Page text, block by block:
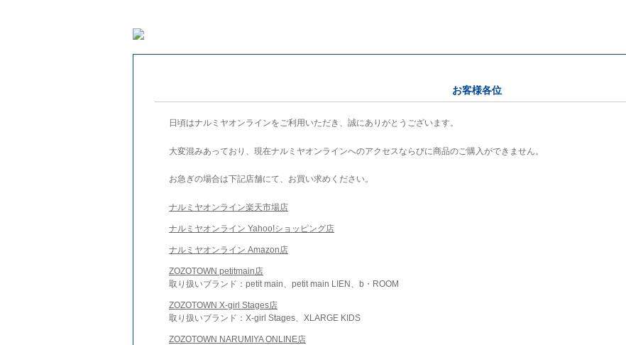
お客様各位
日頃はナルミヤオンラインをご利用いただき、誠にありがとうございます。
大変混みあっており、現在ナルミヤオンラインへのアクセスならびに商品のご購入ができません。
お急ぎの場合は下記店舗にて、お買い求めください。
ナルミヤオンライン楽天市場店
ナルミヤオンライン Yahoo!ショッピング店
ナルミヤオンライン Amazon店
ZOZOTOWN petitmain店
取り扱いブランド：petit main、petit main LIEN、b・ROOM
ZOZOTOWN X-girl Stages店
取り扱いブランド：X-girl Stages、XLARGE KIDS
ZOZOTOWN NARUMIYA ONLINE店